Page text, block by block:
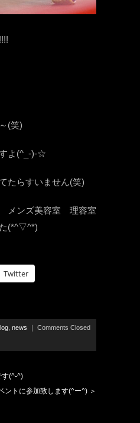
(笑)
よ(^_-)-☆
たらすいません(笑)
メンズ美容室 理容室
(*^▽^*)
Twitter
news Comments Closed
す(^-^)
ントに参加致します(^ー^) ＞